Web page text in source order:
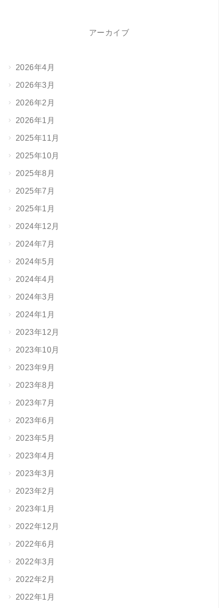
アーカイブ
2026年4月
2026年3月
2026年2月
2026年1月
2025年11月
2025年10月
2025年8月
2025年7月
2025年1月
2024年12月
2024年7月
2024年5月
2024年4月
2024年3月
2024年1月
2023年12月
2023年10月
2023年9月
2023年8月
2023年7月
2023年6月
2023年5月
2023年4月
2023年3月
2023年2月
2023年1月
2022年12月
2022年6月
2022年3月
2022年2月
2022年1月